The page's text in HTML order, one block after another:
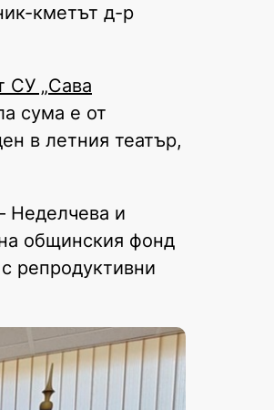
кметът д-р
СУ „Сава
сума е от
в летния театър,
Неделчева и
общинския фонд
репродуктивни